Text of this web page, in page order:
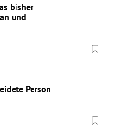
bisher
und
Person